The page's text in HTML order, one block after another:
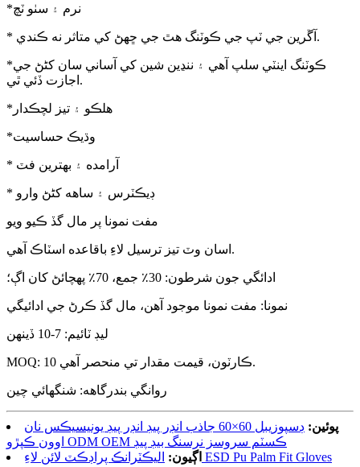
*نرم ۽ سٺو ٽچ
* آڱرين جي ٽپ جي ڪوٽنگ هٿ جي ڇهڻ کي متاثر نه ڪندي.
*ڪوٽنگ اينٽي سلپ آهي ۽ ننڍين شين کي آساني سان کڻڻ جي
اجازت ڏئي ٿي.
*هلڪو ۽ تيز لچڪدار
*وڌيڪ حساسيت
* آرامده ۽ بهترين فٽ
* ڊيڪٽرس ۽ ساهه کڻڻ وارو
مفت نمونا پر مال گڏ ڪيو ويو
اسان وٽ تيز ترسيل لاءِ باقاعده اسٽاڪ آهي.
ادائگي جون شرطون: 30٪ جمع، 70٪ پهچائڻ کان اڳ؛
نمونا: مفت نمونا موجود آهن، مال گڏ ڪرڻ جي ادائيگي
ليڊ ٽائيم: 7-10 ڏينهن
MOQ: 10 ڪارٽون، قيمت مقدار تي منحصر آهي.
روانگي بندرگاهه: شنگھائي چين
پوئين:
ڊسپوزيبل 60×60 جاذب انڊر پيڊ انڊر پيڊ يونيسيڪس نان
اوون ڪپڙو ODM OEM ڪسٽم سروسز نرسنگ بيڊ پيڊ
اڳيون: اليڪٽرانڪ پراڊڪٽ لائن لاءِ ESD Pu Palm Fit Gloves